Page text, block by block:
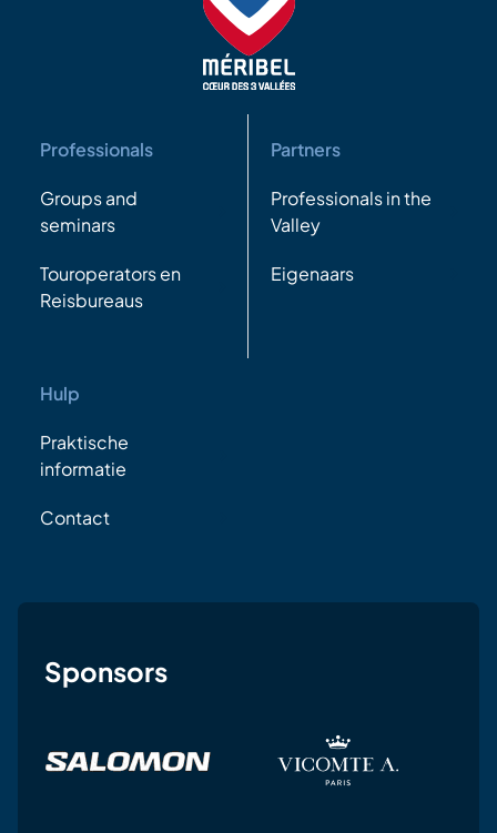
Professionals
Groups and
seminars
Touroperators en
Reisbureaus
Partners
Professionals in the
Valley
Eigenaars
Hulp
Praktische
informatie
Contact
Sponsors